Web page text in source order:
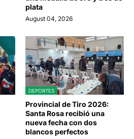
plata
August 04, 2026
DEPORTES
Provincial de Tiro 2026:
Santa Rosa recibió una
nueva fecha con dos
blancos perfectos